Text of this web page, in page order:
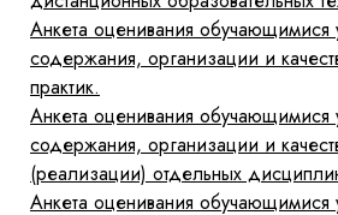
Анкета оценивания обучающимися
содержания, организации и
практик.
Анкета оценивания обучающимися
содержания, организации и
(реализации) отдельных
Анкета оценивания обучающимися